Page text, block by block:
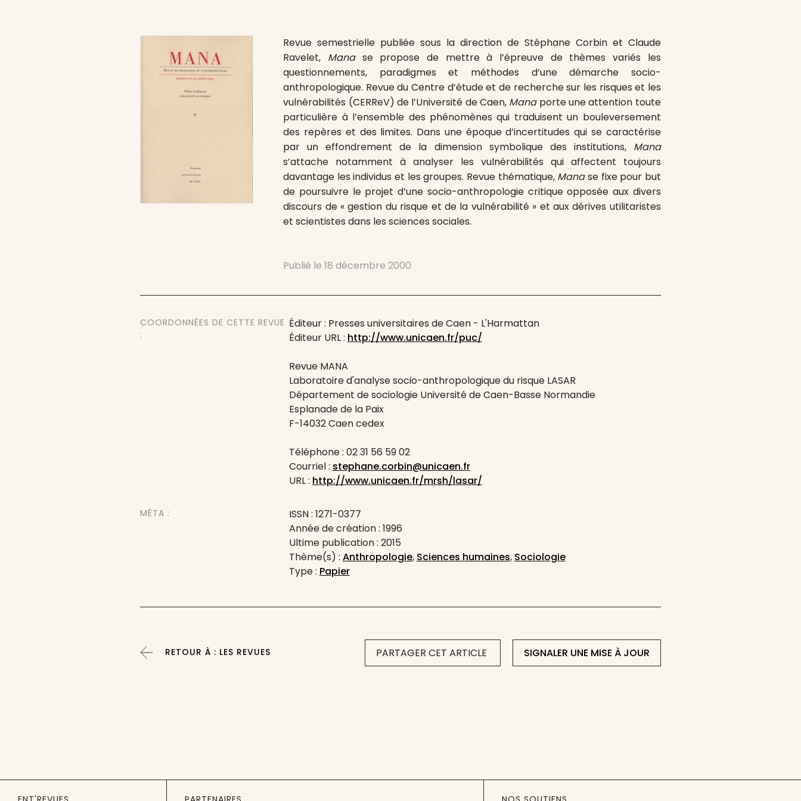
Revue semestrielle publiée sous la direction de Stéphane Corbin et Claude
Ravelet, Manase propose de mettre à l’épreuve de thèmes variés les
questionnements, paradigmes et méthodes d’une démarche socio-
anthropologique. Revue du Centre d’étude et de recherche sur les risques et les
vulnérabilités (CERReV) de l’Université de Caen, Manaporte une attention toute
particulière à l’ensemble des phénomènes qui traduisent un bouleversement
des repères et des limites. Dans une époque d’incertitudes qui se caractérise
par un effondrement de la dimension symbolique des institutions, Mana
s’attache notamment à analyser les vulnérabilités qui affectent toujours
davantage les individus et les groupes. Revue thématique, Manase fixe pour but
de poursuivre le projet d’une socio-anthropologie critique opposée aux divers
discours de « gestion du risque et de la vulnérabilité » et aux dérives utilitaristes
et scientistes dans les sciences sociales.
Publié le18 décembre 2000
COORDONNÉES DE CETTE REVUE
:
Éditeur : Presses universitaires de Caen - L'Harmattan
Éditeur URL : http://www.unicaen.fr/puc/
Revue MANA
Laboratoire d'analyse socio-anthropologique du risque LASAR
Département de sociologie Université de Caen-Basse Normandie
Esplanade de la Paix
F-14032 Caen cedex
Téléphone : 02 31 56 59 02
Courriel : stephane.corbin@unicaen.fr
URL : http://www.unicaen.fr/mrsh/lasar/
MÉTA :
ISSN : 1271-0377
Année de création : 1996
Ultime publication : 2015
Thème(s) : Anthropologie, Sciences humaines, Sociologie
Type : Papier
PARTAGER CET ARTICLE SIGNALER UNE MISE À JOUR
RETOUR À : LES REVUES